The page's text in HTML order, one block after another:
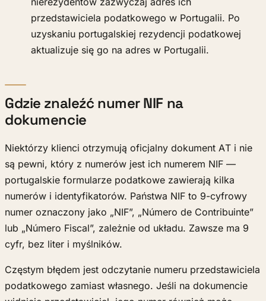
przedstawiciela podatkowego w Portugalii. Po
uzyskaniu portugalskiej rezydencji podatkowej
aktualizuje się go na adres w Portugalii.
Gdzie znaleźć numer NIF na
dokumencie
Niektórzy klienci otrzymują oficjalny dokument AT i nie
są pewni, który z numerów jest ich numerem NIF —
portugalskie formularze podatkowe zawierają kilka
numerów i identyfikatorów. Państwa NIF to 9-cyfrowy
numer oznaczony jako „NIF”, „Número de Contribuinte”
lub „Número Fiscal”, zależnie od układu. Zawsze ma 9
cyfr, bez liter i myślników.
Częstym błędem jest odczytanie numeru przedstawiciela
podatkowego zamiast własnego. Jeśli na dokumencie